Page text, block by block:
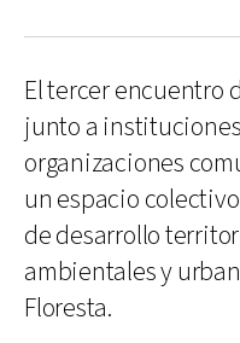
El tercer encuentro
junto a
organizaciones
un espacio
de desarrollo
ambientales y
Floresta.